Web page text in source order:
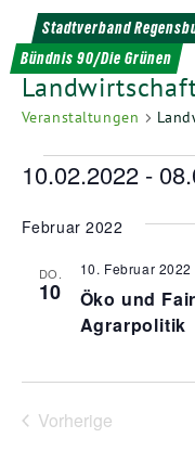
Weiter
zum
Inhalt
Stadtverband
Bündnis 90/Die Grünen
Veranstaltungen
10.02.2022 -
wählen.
Februar 2022
DO.
10
Öko und
Agrarpolitik
10. Februar
Vorherige